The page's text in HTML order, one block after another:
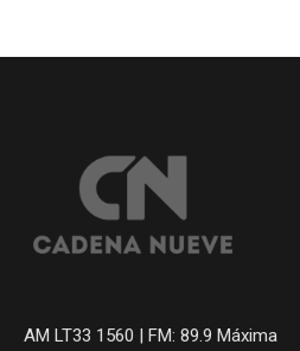
AM LT33 1560 | FM: 89.9 Máxima